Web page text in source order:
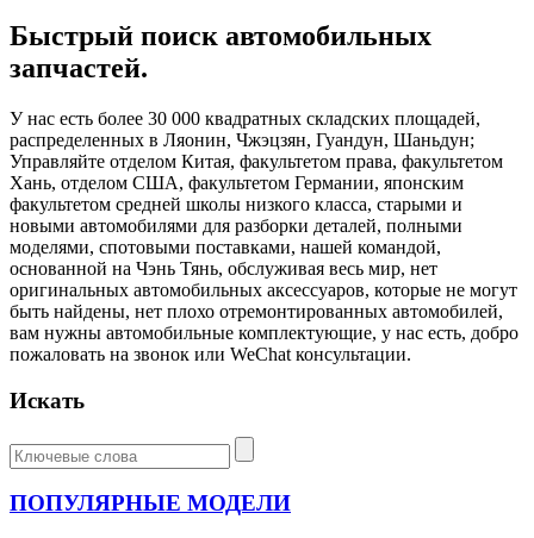
Быстрый поиск автомобильных
запчастей.
У нас есть более 30 000 квадратных складских площадей,
распределенных в Ляонин, Чжэцзян, Гуандун, Шаньдун;
Управляйте отделом Китая, факультетом права, факультетом
Хань, отделом США, факультетом Германии, японским
факультетом средней школы низкого класса, старыми и
новыми автомобилями для разборки деталей, полными
моделями, спотовыми поставками, нашей командой,
основанной на Чэнь Тянь, обслуживая весь мир, нет
оригинальных автомобильных аксессуаров, которые не могут
быть найдены, нет плохо отремонтированных автомобилей,
вам нужны автомобильные комплектующие, у нас есть, добро
пожаловать на звонок или WeChat консультации.
Искать
ПОПУЛЯРНЫЕ МОДЕЛИ